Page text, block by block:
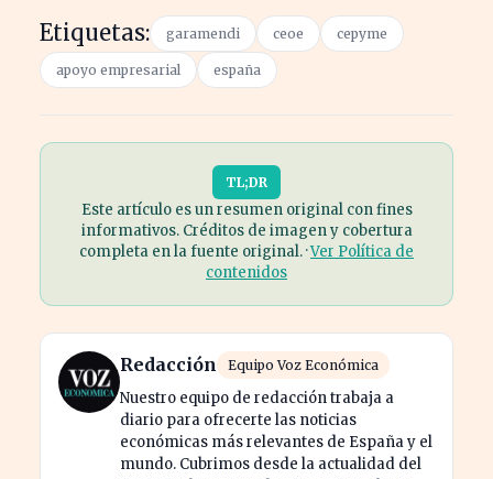
Etiquetas: garamendi ceoe cepyme
apoyo empresarial españa
TL;DR
Este artículo es un resumen original con fines
informativos. Créditos de imagen y cobertura
completa en la fuente original. ·Ver Política de
contenidos
Redacción Equipo Voz Económica
Nuestro equipo de redacción trabaja a
diario para ofrecerte las noticias
económicas más relevantes de España y el
mundo. Cubrimos desde la actualidad del